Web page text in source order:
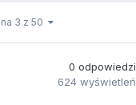
3 z 50
0 odpowiedzi
624 wyświetleń